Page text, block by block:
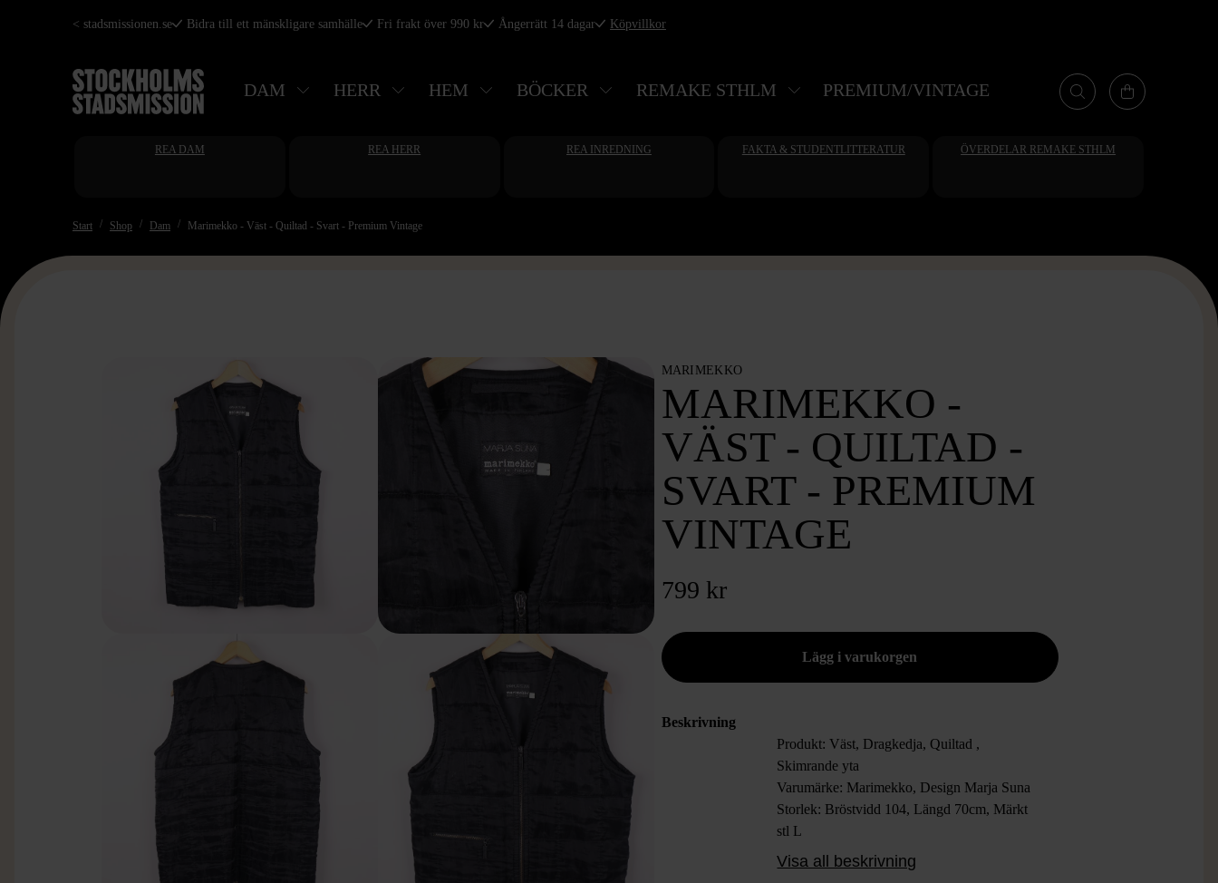
Hoppa
huvudinnehåll
< stadsmissionen.se Bidra till ett mänskligare samhälle Fri frakt över 990 kr Ångerrätt 14 dagar Köpvillkor
DAM HERR HEM BÖCKER REMAKE STHLM PREMIUM/VINTAGE
REA DAM REA HERR REA INREDNING FAKTA & STUDENTLITTERATUR ÖVERDELAR REMAKE STHLM
Start Shop Dam Marimekko - Väst - Quiltad - Svart - Premium Vintage
MARIMEKKO
MARIMEKKO -
VÄST - QUILTAD -
SVART - PREMIUM
VINTAGE
799 kr
Beskrivning
Produkt: Väst, Dragkedja, Quiltad ,
Skimrande yta
Varumärke: Marimekko, Design Marja Suna
Storlek: Bröstvidd 104, Längd 70cm, Märkt
stl L
Färg: Svart
Material: 81% Polyester, 25% Viskos, Foder
Visa all beskrivning